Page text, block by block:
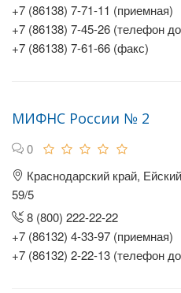
+7 (86138) 7-71-11 (приемная)
+7 (86138) 7-45-26 (телефон
+7 (86138) 7-61-66 (факс)
МИФНС России № 2
0
Краснодарский край,
59/5
8 (800) 222-22-22
+7 (86132) 4-33-97 (приемная)
+7 (86132) 2-22-13 (телефон